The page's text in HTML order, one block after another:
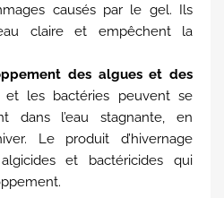
causés par le gel. Ils
claire et empêchent la
des algues et des
et les bactéries peuvent se
dans l’eau stagnante, en
Le produit d’hivernage
et bactéricides qui